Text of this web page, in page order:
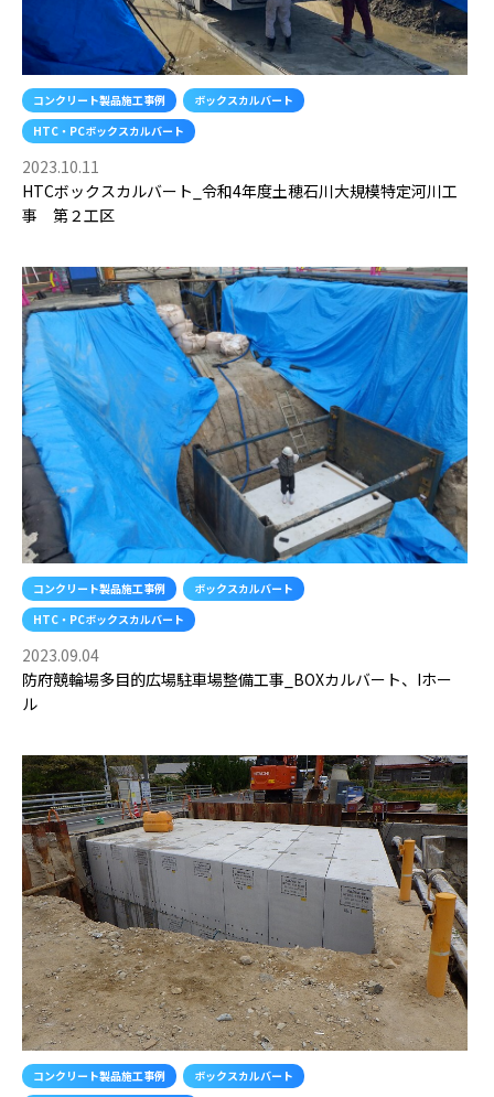
コンクリート製品施工事例
ボックスカルバート
HTC・PCボックスカルバート
2023.10.11
HTCボックスカルバート_令和4年度土穂石川大規模特定河川工
事 第２工区
コンクリート製品施工事例
ボックスカルバート
HTC・PCボックスカルバート
2023.09.04
防府競輪場多目的広場駐車場整備工事_BOXカルバート、Iホー
ル
コンクリート製品施工事例
ボックスカルバート